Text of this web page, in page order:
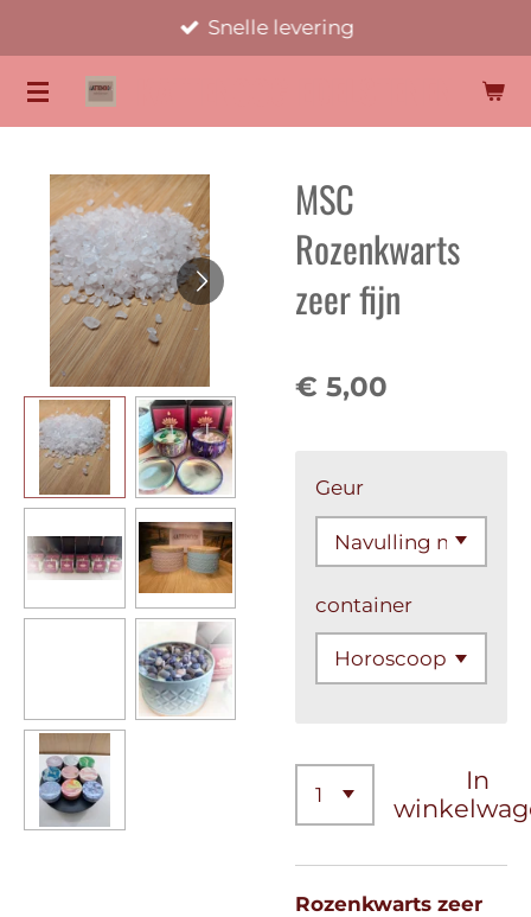
direct
naar
de
hoofdinhoud
Snelle levering
MSC
Rozenkwarts
zeer fijn
€ 5,00
Geur
container
In
Rozenkwarts zeer